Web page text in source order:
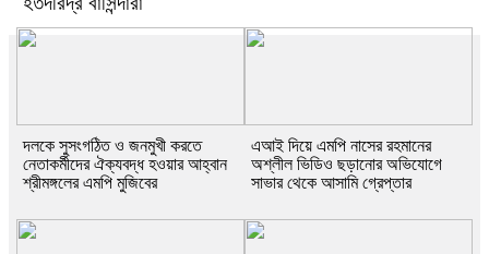
দলকে সুসংগঠিত ও জনমুখী করতে
নেতাকর্মীদের ঐক্যবদ্ধ হওয়ার আহ্বান
শ্রীমঙ্গলের এমপি মুজিবের
এআই দিয়ে এমপি নাসের রহমানের
অশ্লীল ভিডিও ছড়ানোর অভিযোগে
সাভার থেকে আসামি গ্রেপ্তার